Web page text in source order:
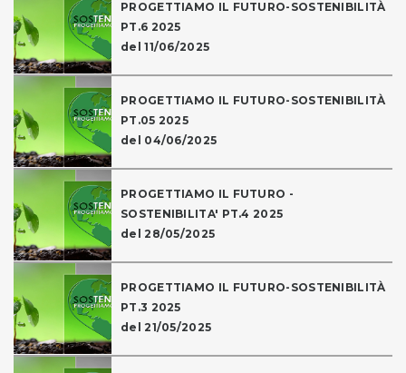
PROGETTIAMO IL FUTURO-SOSTENIBILITÀ
PT.6 2025
del 11/06/2025
PROGETTIAMO IL FUTURO-SOSTENIBILITÀ
PT.05 2025
del 04/06/2025
PROGETTIAMO IL FUTURO -
SOSTENIBILITA' PT.4 2025
del 28/05/2025
PROGETTIAMO IL FUTURO-SOSTENIBILITÀ
PT.3 2025
del 21/05/2025